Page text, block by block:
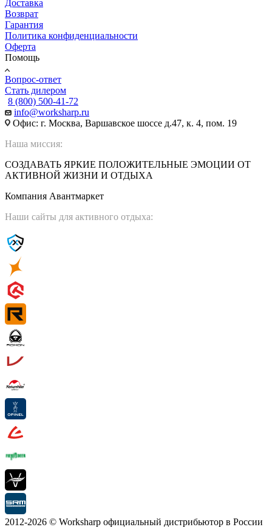
Доставка
Возврат
Гарантия
Политика конфиденциальности
Оферта
Помощь
Вопрос-ответ
Стать дилером
8 (800) 500-41-72
info@worksharp.ru
Офис: г. Москва, Варшавское шоссе д.47, к. 4, пом. 19
Наша миссия:
СОЗДАВАТЬ ЯРКИЕ ПОЛОЖИТЕЛЬНЫЕ ЭМОЦИИ ОТ
АКТИВНОЙ ЖИЗНИ И ОТДЫХА
Компания Авантмаркет
Наши сайты для активного отдыха:
2012-2026 © Worksharp официальный дистрибьютор в России